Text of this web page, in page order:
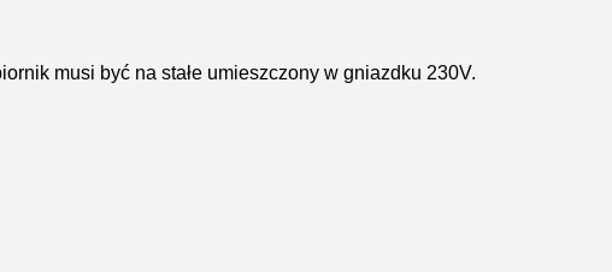
musi być na stałe umieszczony w gniazdku 230V.